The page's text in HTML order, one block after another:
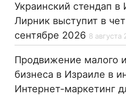
Украинский стендап в
Лирник выступит в
сентябре 2026 8 августа
Продвижение малого
бизнеса в Израиле в
Интернет-маркетинг